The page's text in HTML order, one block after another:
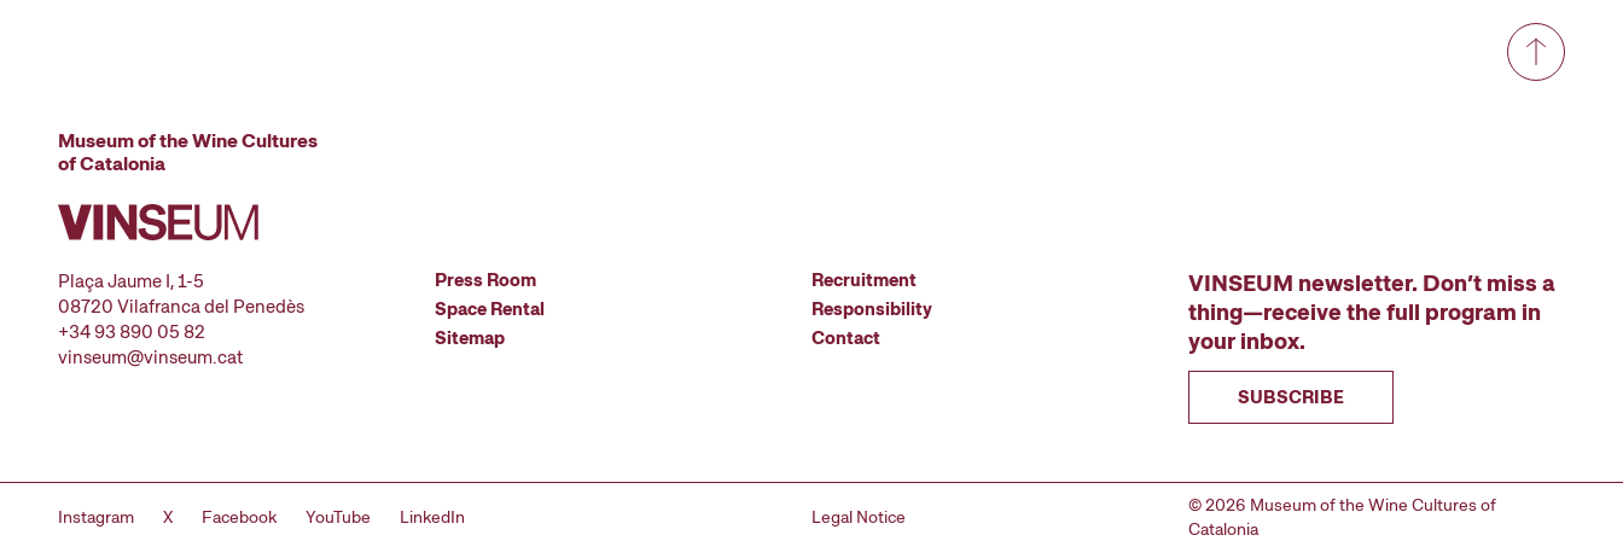
Museum of the Wine Cultures
of Catalonia
Plaça Jaume I, 1-5
08720 Vilafranca del Penedès
+34 93 890 05 82
vinseum@vinseum.cat
Press Room
Space Rental
Sitemap
Recruitment
Responsibility
Contact
VINSEUM newsletter. Don’t miss a
thing—receive the full program in
your inbox.
SUBSCRIBE
Instagram X Facebook YouTube LinkedIn Legal Notice
© 2026 Museum of the Wine Cultures of
Catalonia